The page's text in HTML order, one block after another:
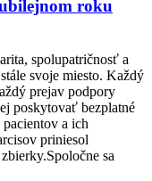
roku
spolupatričnosť a
svoje miesto. Každý
prejav podpory
poskytovať bezplatné
a ich
priniesol
sa